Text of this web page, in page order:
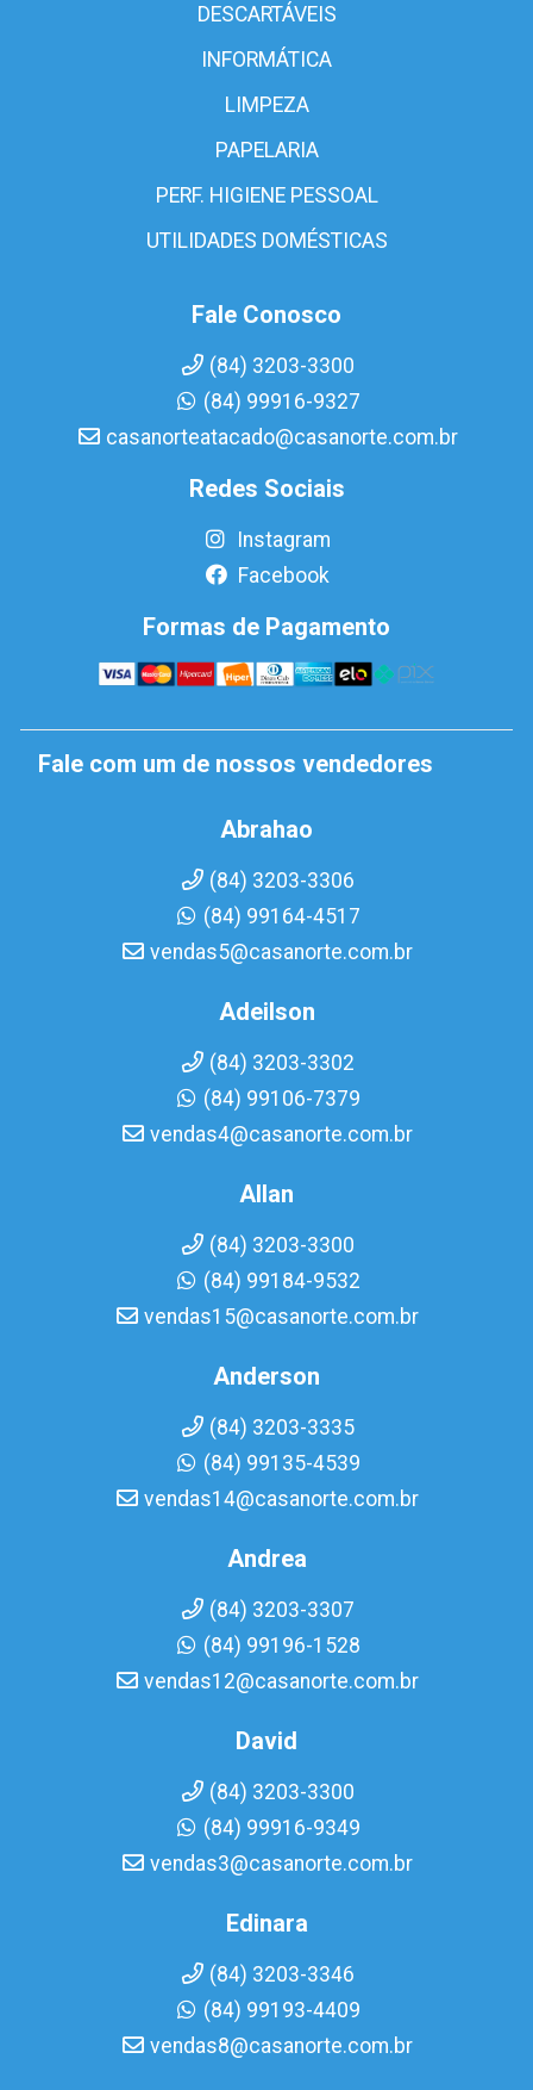
DESCARTÁVEIS
INFORMÁTICA
LIMPEZA
PAPELARIA
PERF. HIGIENE PESSOAL
UTILIDADES DOMÉSTICAS
Fale Conosco
(84) 3203-3300
(84) 99916-9327
casanorteatacado@casanorte.com.br
Redes Sociais
Instagram
Facebook
Formas de Pagamento
Fale com um de nossos vendedores
Abrahao
(84) 3203-3306
(84) 99164-4517
vendas5@casanorte.com.br
Adeilson
(84) 3203-3302
(84) 99106-7379
vendas4@casanorte.com.br
Allan
(84) 3203-3300
(84) 99184-9532
vendas15@casanorte.com.br
Anderson
(84) 3203-3335
(84) 99135-4539
vendas14@casanorte.com.br
Andrea
(84) 3203-3307
(84) 99196-1528
vendas12@casanorte.com.br
David
(84) 3203-3300
(84) 99916-9349
vendas3@casanorte.com.br
Edinara
(84) 3203-3346
(84) 99193-4409
vendas8@casanorte.com.br